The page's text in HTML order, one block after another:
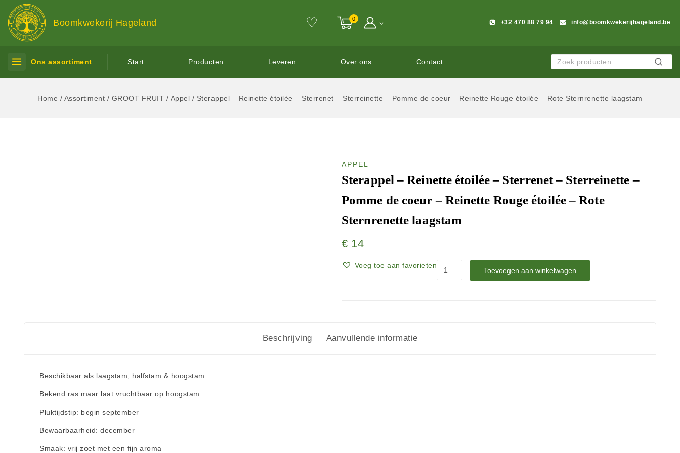
Boomkwekerij Hageland ♡ 0 +32 470 88 79 94 info@boomkwekerijhageland.be
Ons assortiment Start Producten Leveren Over ons Contact Zoeken
Home / Assortiment / GROOT FRUIT / Appel / Sterappel – Reinette étoilée – Sterrenet – Sterreinette – Pomme de coeur – Reinette Rouge étoilée – Rote Sternrenette laagstam
APPEL
Sterappel – Reinette étoilée – Sterrenet – Sterreinette –
Pomme de coeur – Reinette Rouge étoilée – Rote
Sternrenette laagstam
€ 14
Voeg toe aan favorieten
Toevoegen aan winkelwagen
Beschrijving Aanvullende informatie
Beschikbaar als laagstam, halfstam & hoogstam
Bekend ras maar laat vruchtbaar op hoogstam
Pluktijdstip: begin september
Bewaarbaarheid: december
Smaak: vrij zoet met een fijn aroma